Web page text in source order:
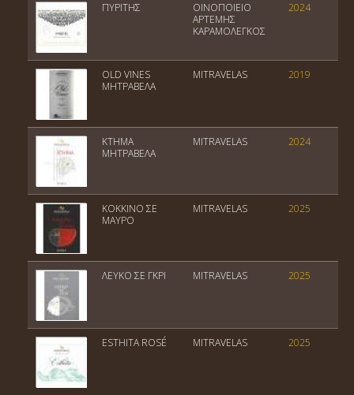
ΠΥΡΙΤΗΣ
ΟΙΝΟΠΟΙΕΙΟ
ΑΡΤΕΜΗΣ
ΚΑΡΑΜΟΛΕΓΚΟΣ
2024
OLD VINES
ΜΗΤΡΑΒΕΛΑ
MITRAVELAS 2019
ΚΤΗΜΑ
ΜΗΤΡΑΒΕΛΑ
MITRAVELAS 2024
ΚΟΚΚΙΝΟ ΣΕ
ΜΑΥΡΟ
MITRAVELAS 2025
ΛΕΥΚΟ ΣΕ ΓΚΡΙ MITRAVELAS 2025
ESTHITA ROSÉ MITRAVELAS 2025